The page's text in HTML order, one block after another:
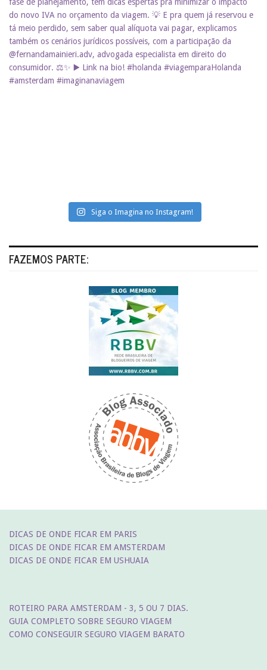
Siga o Imagina no Instagram!
FAZEMOS PARTE:
DICAS DE ONDE FICAR EM PARIS
DICAS DE ONDE FICAR EM AMSTERDAM
DICAS DE ONDE FICAR EM USHUAIA
ROTEIRO PARA AMSTERDAM - 3, 5 OU 7 DIAS.
GUIA COMPLETO SOBRE SEGURO VIAGEM
COMO CONSEGUIR SEGURO VIAGEM BARATO